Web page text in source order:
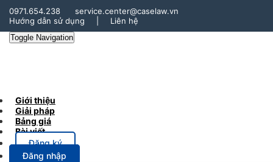
0971.654.238
service.center@caselaw.vn
Hướng dẫn sử dụng
Liên hệ
Toggle Navigation
Giới thiệu
Giải pháp
Bảng giá
Bài viết
Đăng ký
Đăng nhập